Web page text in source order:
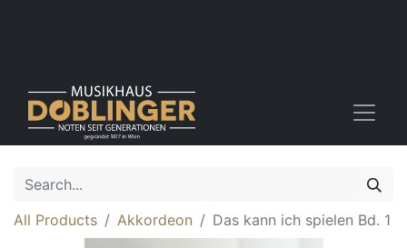
All Products Akkordeon Das kann ich spielen Bd. 1